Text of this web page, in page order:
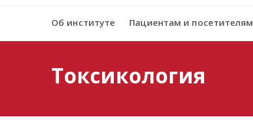
Об институте Пациентам и посетителям
Токсикология